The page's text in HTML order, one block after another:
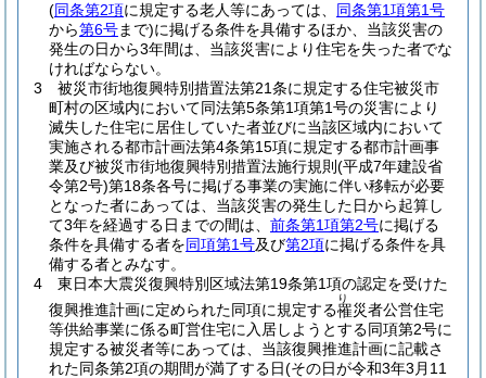
(同条第2項に規定する老人等にあっては、 同条第1項第1号
から第6号まで)に掲げる条件を具備するほか、当該災害の
発生の日から3年間は、当該災害により住宅を失った者でな
ければならない。
3
被災市街地復興特別措置法第21条に規定する住宅被災市
町村の区域内において同法第5条第1項第1号の災害により
滅失した住宅に居住していた者並びに当該区域内において
実施される都市計画法第4条第15項に規定する都市計画事
業及び被災市街地復興特別措置法施行規則 (平成7年建設省
令第2号)第18条各号に掲げる事業の実施に伴い移転が必要
となった者にあっては、当該災害の発生した日から起算し
て3年を経過する日までの間は、 前条第1項第2号に掲げる
条件を具備する者を同項第1号及び第2項に掲げる条件を具
備する者とみなす。
4
東日本大震災復興特別区域法第19条第1項の認定を受けた
復興推進計画に定められた同項に規定する罹
り
災者公営住宅
等供給事業に係る町営住宅に入居しようとする同項第2号に
規定する被災者等にあっては、当該復興推進計画に記載さ
れた同条第2項の期間が満了する日(その日が令和3年3月11